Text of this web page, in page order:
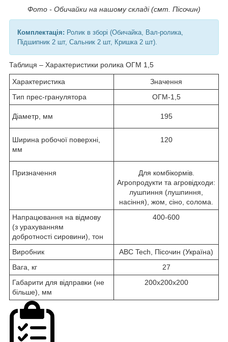
Фото - Обичайки на нашому складі (смт. Пісочин)
Комплектація: Ролик в зборі (Обичайка, Вал-ролика,
Підшипник 2 шт, Сальник 2 шт, Кришка 2 шт).
Таблиця – Характеристики ролика ОГМ 1,5
Характеристика
Значення
Тип прес-гранулятора
ОГМ-1,5
Діаметр, мм 195
Ширина робочої поверхні,
мм
120
Призначення
Для комбікормів.
Агропродукти та агровідходи:
лушпиння (лушпиння,
насіння), жом, сіно, солома.
Напрацювання на відмову
(з урахуванням
добротності сировини), тон
400-600
Виробник
ABC Tech, Пісочин (Україна)
Вага, кг
27
Габарити для відправки (не
більше), мм
200х200х200